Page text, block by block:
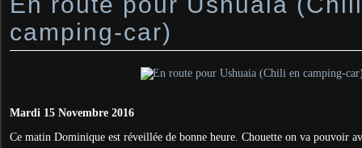
camping-car)
Mardi 15 Novembre 2016
Ce matin Dominique est réveillée de bonne heure. Chouette on va pouvoir